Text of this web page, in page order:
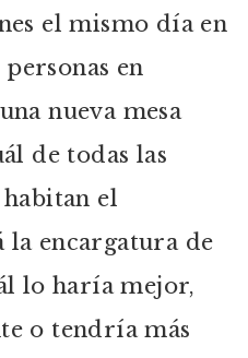
el mismo día en
en
nueva mesa
de todas las
el
la encargatura de
lo haría mejor,
o tendría más